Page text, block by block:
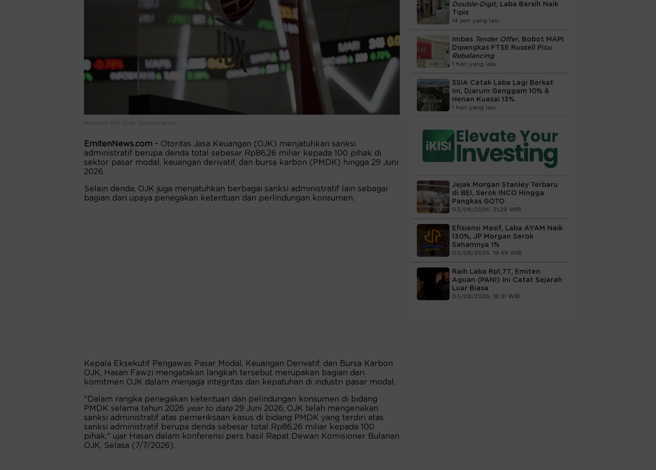
Mainhall BEI. Dok. EmitenNews.
EmitenNews.com - Otoritas Jasa Keuangan (OJK) menjatuhkan sanksi
administratif berupa denda total sebesar Rp86,26 miliar kepada 100 pihak di
sektor pasar modal, keuangan derivatif, dan bursa karbon (PMDK) hingga 29 Juni
2026.
Selain denda, OJK juga menjatuhkan berbagai sanksi administratif lain sebagai
bagian dari upaya penegakan ketentuan dan perlindungan konsumen.
Kepala Eksekutif Pengawas Pasar Modal, Keuangan Derivatif, dan Bursa Karbon
OJK, Hasan Fawzi mengatakan langkah tersebut merupakan bagian dari
komitmen OJK dalam menjaga integritas dan kepatuhan di industri pasar modal.
"Dalam rangka penegakan ketentuan dan pelindungan konsumen di bidang
PMDK selama tahun 2026 year to date29 Juni 2026, OJK telah mengenakan
sanksi administratif atas pemeriksaan kasus di bidang PMDK yang terdiri atas
sanksi administratif berupa denda sebesar total Rp86,26 miliar kepada 100
pihak," ujar Hasan dalam konferensi pers hasil Rapat Dewan Komisioner Bulanan
OJK, Selasa (7/7/2026).
Double-Digit, Laba Bersih Naik
Tipis
14 jam yang lalu
Imbas Tender Offer, Bobot MAPI
Dipangkas FTSE Russell Picu
Rebalancing
1 hari yang lalu
SSIA Cetak Laba Lagi Berkat
Ini, Djarum Genggam 10% &
Henan Kuasai 13%
1 hari yang lalu
Jejak Morgan Stanley Terbaru
di BEI, Serok INCO Hingga
Pangkas GOTO
03/08/2026, 21:29 WIB
Efisiensi Masif, Laba AYAM Naik
130%, JP Morgan Serok
Sahamnya 1%
03/08/2026, 19:49 WIB
Raih Laba Rp1,7T, Emiten
Aguan (PANI) Ini Catat Sejarah
Luar Biasa
03/08/2026, 18:31 WIB